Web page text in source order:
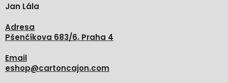
Jan Lála
Adresa
Pšenčíkova 683/6, Praha 4
Email
eshop@cartoncajon.com